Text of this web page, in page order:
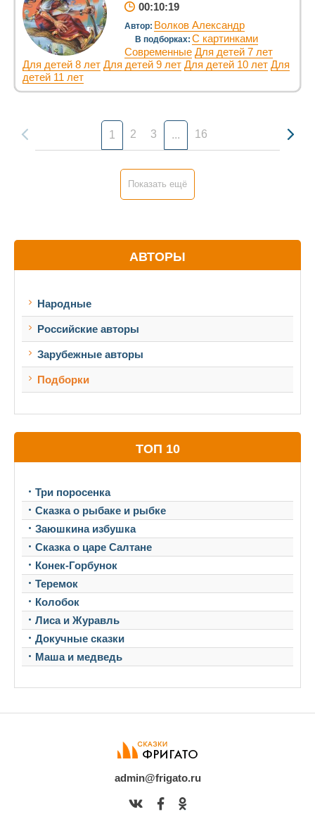
00:10:19
Автор: Волков Александр
В подборках: С картинками
Современные Для детей 7 лет
Для детей 8 лет Для детей 9 лет Для детей 10 лет Для
детей 11 лет
1 2 3 ... 16
Показать ещё
АВТОРЫ
Народные
Российские авторы
Зарубежные авторы
Подборки
ТОП 10
Три поросенка
Сказка о рыбаке и рыбке
Заюшкина избушка
Сказка о царе Салтане
Конек-Горбунок
Теремок
Колобок
Лиса и Журавль
Докучные сказки
Маша и медведь
admin@frigato.ru